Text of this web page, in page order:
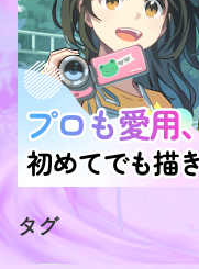
タグ